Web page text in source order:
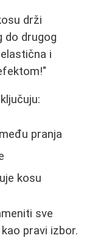
drži
do drugog
i
pranja
kosu
sve
pravi izbor.